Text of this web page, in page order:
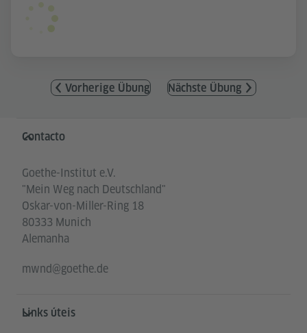
Vorherige Übung Nächste Übung
Service- und Informationsbereich
Contacto
Goethe-Institut e.V.
"Mein Weg nach Deutschland"
Oskar-von-Miller-Ring 18
80333 Munich
Alemanha
mwnd@goethe.de
Links úteis